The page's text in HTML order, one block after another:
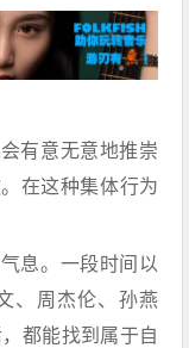
有意无意地推崇
在这种集体行为
息。一段时间以
、周杰伦、孙燕
都能找到属于自